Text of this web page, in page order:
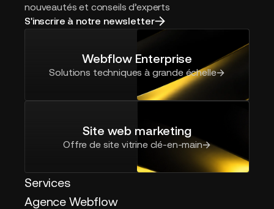
nouveautés et conseils d’experts
S'inscrire à notre newsletter
Webflow Enterprise
Solutions techniques à grande échelle
Site web marketing
Offre de site vitrine clé-en-main
Services
Agence Webflow